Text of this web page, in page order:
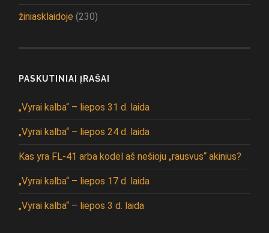
žiniasklaidoje (230)
PASKUTINIAI ĮRAŠAI
„Vyrai kalba“ – liepos 31 d. laida
„Vyrai kalba“ – liepos 24 d. laida
Kas yra FL-41 arba kodėl aš nešioju „rausvus“ akinius?
„Vyrai kalba“ – liepos 17 d. laida
„Vyrai kalba“ – liepos 3 d. laida